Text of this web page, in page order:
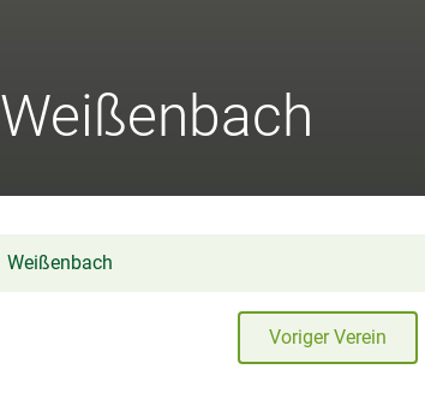
Weißenbach
Weißenbach
Voriger Verein